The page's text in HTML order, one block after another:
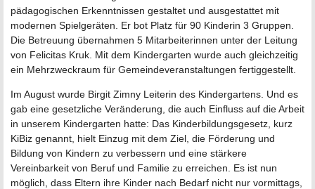
pädagogischen Erkenntnissen gestaltet und ausgestattet mit
modernen Spielgeräten. Er bot Platz für 90 Kinderin 3 Gruppen.
Die Betreuung übernahmen 5 Mitarbeiterinnen unter der Leitung
von Felicitas Kruk. Mit dem Kindergarten wurde auch gleichzeitig
ein Mehrzweckraum für Gemeindeveranstaltungen fertiggestellt.
Im August wurde Birgit Zimny Leiterin des Kindergartens. Und es
gab eine gesetzliche Veränderung, die auch Einfluss auf die Arbeit
in unserem Kindergarten hatte: Das Kinderbildungsgesetz, kurz
KiBiz genannt, hielt Einzug mit dem Ziel, die Förderung und
Bildung von Kindern zu verbessern und eine stärkere
Vereinbarkeit von Beruf und Familie zu erreichen. Es ist nun
möglich, dass Eltern ihre Kinder nach Bedarf nicht nur vormittags,